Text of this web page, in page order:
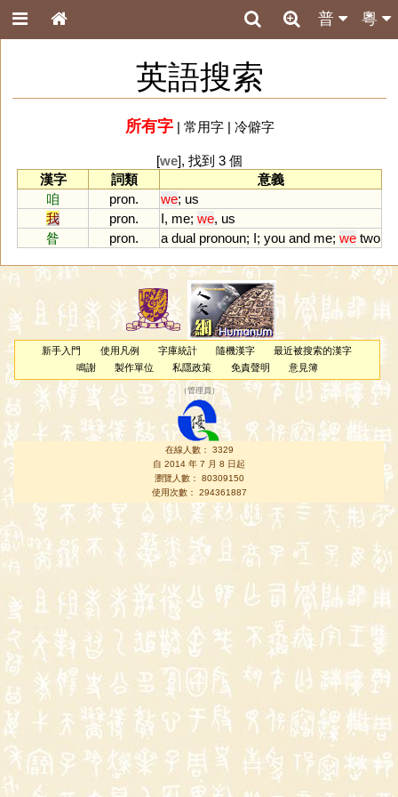
粵
普
英語搜索
所有字| 常用字| 冷僻字
[we], 找到 3 個
漢字
詞類
意義
咱
pron. we; us
我
pron. I, me; we, us
昝
pron. a dual pronoun; I; you and me; we two
新手入門 使用凡例 字庫統計 隨機漢字
最近被搜索的漢字
鳴謝
製作單位 私隱政策 免責聲明 意見簿
（管理員 ）
在線人數： 3329
自 2014 年 7 月 8 日起
瀏覽人數： 80309150
使用次數： 294361887